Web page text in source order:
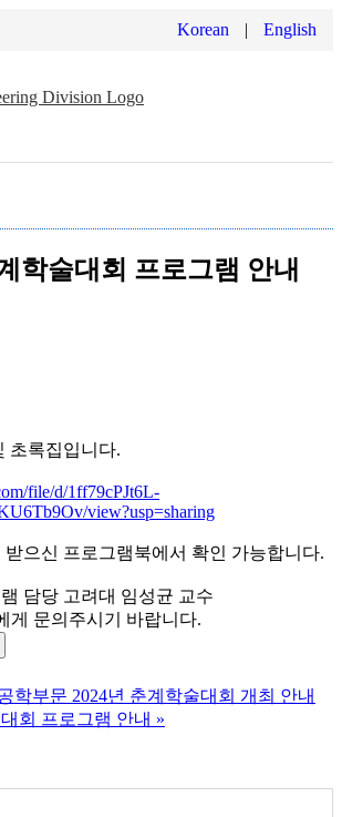
Korean |
English
학술대회 프로그램 안내
초록집입니다.
file/d/1ff79cPJt6L-
view?usp=sharing
으신 프로그램북에서 확인 가능합니다.
담당 고려대 임성균 교수
게 문의주시기 바랍니다.
학부문 2024년 춘계학술대회 개최 안내
회 프로그램 안내 »